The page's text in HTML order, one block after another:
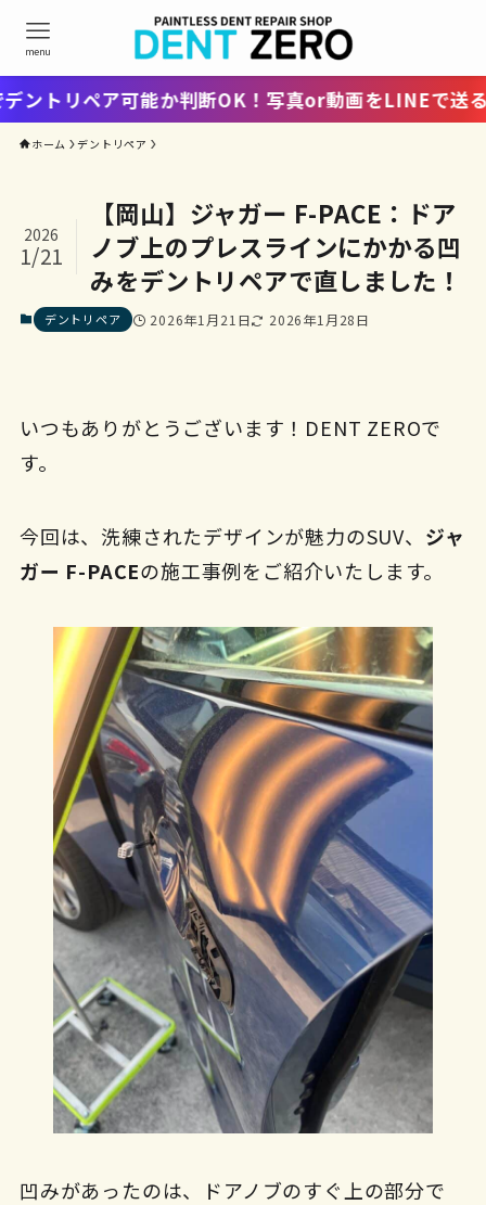
menu
ペア可能か判断OK！写真or動画をLINEで送るだけ
ホーム デントリペア
【岡山】ジャガー F-PACE：ドア
ノブ上のプレスラインにかかる凹
みをデントリペアで直しました！
2026
1/21
デントリペア 2026年1月21日 2026年1月28日
いつもありがとうございます！DENT ZEROで
す。
今回は、洗練されたデザインが魅力のSUV、 ジャ
ガー F-PACEの施工事例をご紹介いたします。
凹みがあったのは、ドアノブのすぐ上の部分で